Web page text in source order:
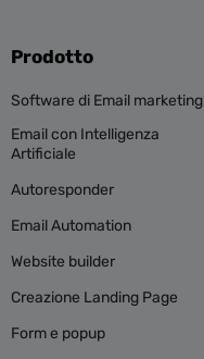
Prodotto
Software di Email marketing
Email con Intelligenza
Artificiale
Autoresponder
Email Automation
Website builder
Creazione Landing Page
Form e popup